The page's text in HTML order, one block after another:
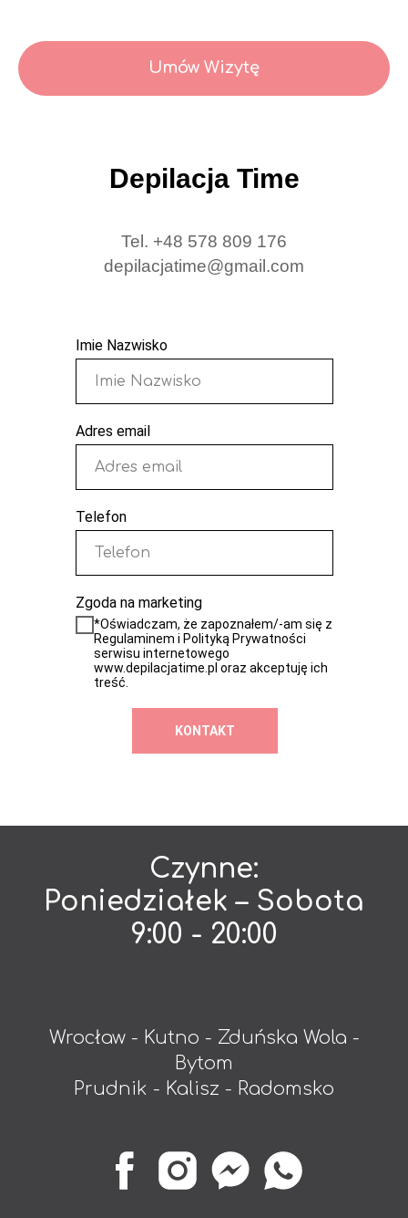
Umów Wizytę
Tel. +48 578 809 176
depilacjatime@gmail.com
Depilacja Time
Imie Nazwisko
Adres email
Telefon
Zgoda na marketing
*Oświadczam, że zapoznałem/-am się z
Regulaminem i Polityką Prywatności
serwisu internetowego
www.depilacjatime.pl oraz akceptuję ich
treść.
KONTAKT
Czynne:
Poniedziałek – Sobota
9:00 - 20:00
Wrocław - Kutno - Zduńska Wola -
Bytom
Prudnik - Kalisz - Radomsko